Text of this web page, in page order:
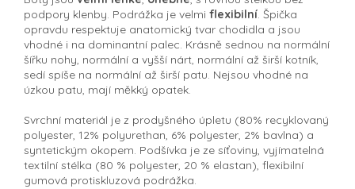
podpory klenby. Podrážka je velmi flexibilní. Špička
opravdu respektuje anatomický tvar chodidla a jsou
vhodné i na dominantní palec. Krásně sednou na normální
šířku nohy, normální a vyšší nárt, normální až širší kotník,
sedí spíše na normální až širší patu. Nejsou vhodné na
úzkou patu, mají měkký opatek.
Svrchní materiál je z prodyšného úpletu (80% recyklovaný
polyester, 12% polyurethan, 6% polyester, 2% bavlna) a
syntetickým okopem. Podšívka je ze síťoviny, vyjímatelná
textilní stélka (80 % polyester, 20 % elastan), flexibilní
gumová protiskluzová podrážka.